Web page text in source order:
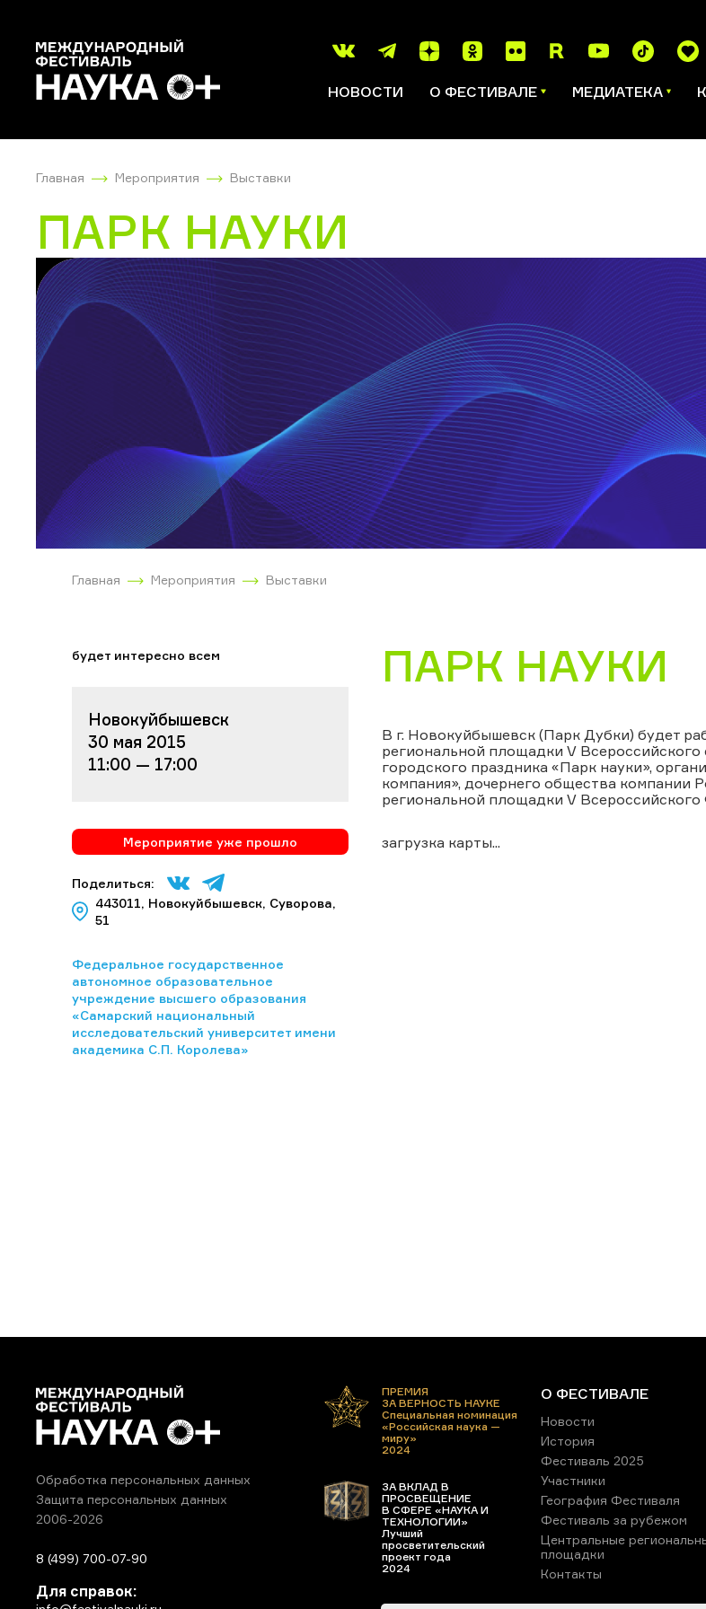
НОВОСТИ О ФЕСТИВАЛЕ МЕДИАТЕКА
Главная Мероприятия Выставки
ПАРК НАУКИ
Главная Мероприятия Выставки
будет интересно всем
Новокуйбышевск
30 мая 2015
11:00 — 17:00
Мероприятие уже прошло
Поделиться:
443011, Новокуйбышевск, Суворова,
51
Федеральное государственное
автономное образовательное
учреждение высшего образования
«Самарский национальный
исследовательский университет имени
академика С.П. Королева»
ПАРК НАУКИ
В г. Новокуйбышевск (Парк Дубки) будет
региональной площадки V Всероссийского
городского праздника «Парк науки»,
компания», дочернего общества компании
региональной площадки V Всероссийского
загрузка карты...
Обработка персональных данных
Защита персональных данных
2006-2026
8 (499) 700-07-90
Для справок:
ПРЕМИЯ
ЗА ВЕРНОСТЬ НАУКЕ
Специальная номинация
«Российская наука —
миру»
2024
ЗА ВКЛАД В
ПРОСВЕЩЕНИЕ
В СФЕРЕ «НАУКА И
ТЕХНОЛОГИИ»
Лучший
просветительский
проект года
2024
О ФЕСТИВАЛЕ
Новости
История
Фестиваль 2025
Участники
География Фестиваля
Фестиваль за рубежом
Центральные
площадки
Контакты